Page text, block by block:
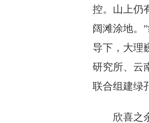
控。山上仍
阔滩涂地。
导下，大理
研究所、云
联合组建绿
欣喜之余